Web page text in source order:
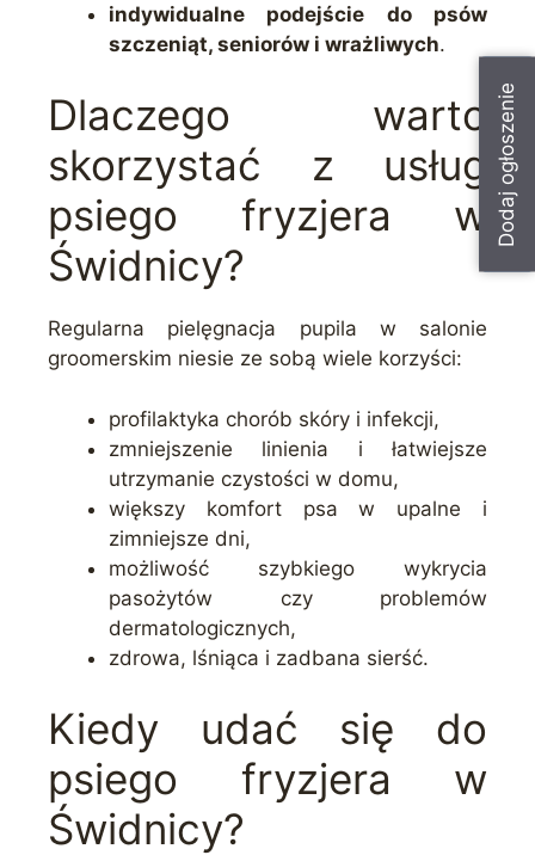
Dodaj ogłoszenie
indywidualne podejście do psów
szczeniąt, seniorów i wrażliwych.
Dlaczego warto
skorzystać z usług
psiego fryzjera w
Świdnicy?
Regularna pielęgnacja pupila w salonie
groomerskim niesie ze sobą wiele korzyści:
profilaktyka chorób skóry i infekcji,
zmniejszenie linienia i łatwiejsze
utrzymanie czystości w domu,
większy komfort psa w upalne i
zimniejsze dni,
możliwość szybkiego wykrycia
pasożytów czy problemów
dermatologicznych,
zdrowa, lśniąca i zadbana sierść.
Kiedy udać się do
psiego fryzjera w
Świdnicy?